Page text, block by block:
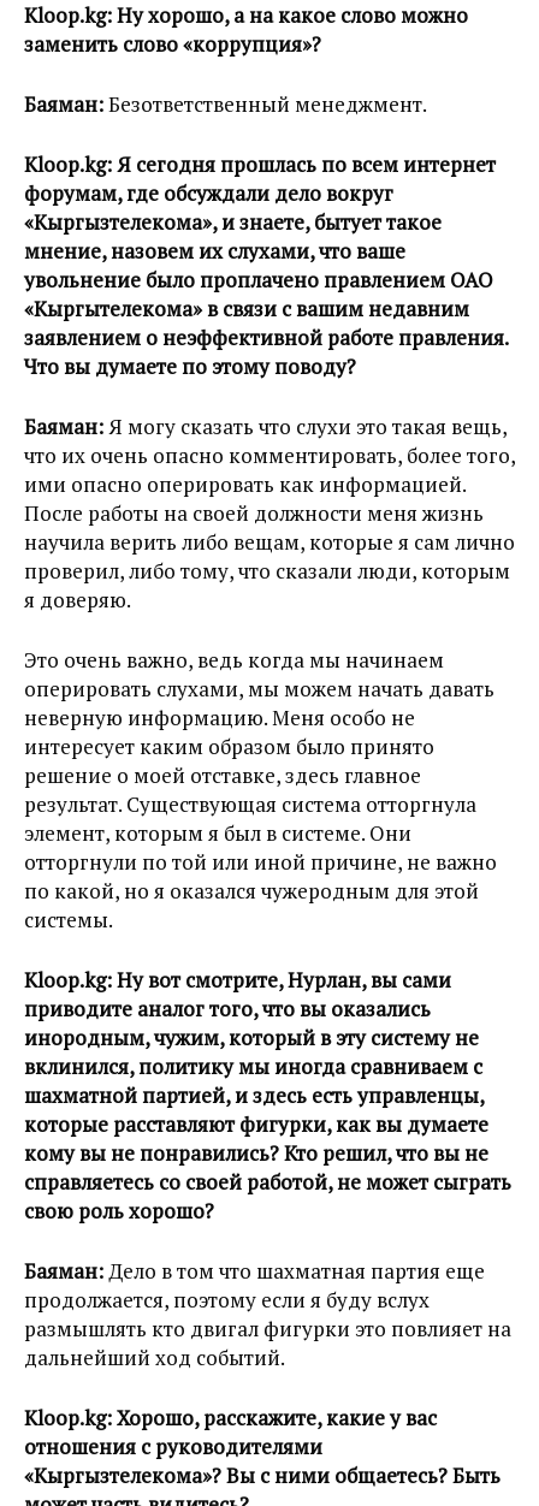
Kloop.kg:Ну хорошо, а на какое слово можно
заменить слово «коррупция»?
Баяман:Безответственный менеджмент.
Kloop.kg:Я сегодня прошлась по всем интернет
форумам, где обсуждали дело вокруг
«Кыргызтелекома», и знаете, бытует такое
мнение, назовем их слухами, что ваше
увольнение было проплачено правлением ОАО
«Кыргытелекома» в связи с вашим недавним
заявлением о неэффективной работе правления.
Что вы думаете по этому поводу?
Баяман:Я могу сказать что слухи это такая вещь,
что их очень опасно комментировать, более того,
ими опасно оперировать как информацией.
После работы на своей должности меня жизнь
научила верить либо вещам, которые я сам лично
проверил, либо тому, что сказали люди, которым
я доверяю.
Это очень важно, ведь когда мы начинаем
оперировать слухами, мы можем начать давать
неверную информацию. Меня особо не
интересует каким образом было принято
решение о моей отставке, здесь главное
результат. Существующая система отторгнула
элемент, которым я был в системе. Они
отторгнули по той или иной причине, не важно
по какой, но я оказался чужеродным для этой
системы.
Kloop.kg:Ну вот смотрите, Нурлан, вы сами
приводите аналог того, что вы оказались
инородным, чужим, который в эту систему не
вклинился, политику мы иногда сравниваем с
шахматной партией, и здесь есть управленцы,
которые расставляют фигурки, как вы думаете
кому вы не понравились? Кто решил, что вы не
справляетесь со своей работой, не может сыграть
свою роль хорошо?
Баяман:Дело в том что шахматная партия еще
продолжается, поэтому если я буду вслух
размышлять кто двигал фигурки это повлияет на
дальнейший ход событий.
Kloop.kg:Хорошо, расскажите, какие у вас
отношения с руководителями
«Кыргызтелекома»? Вы с ними общаетесь? Быть